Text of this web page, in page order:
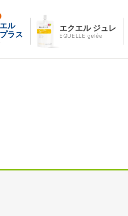
ル
ラス
エクエル ジュレ
EQUELLE gelée